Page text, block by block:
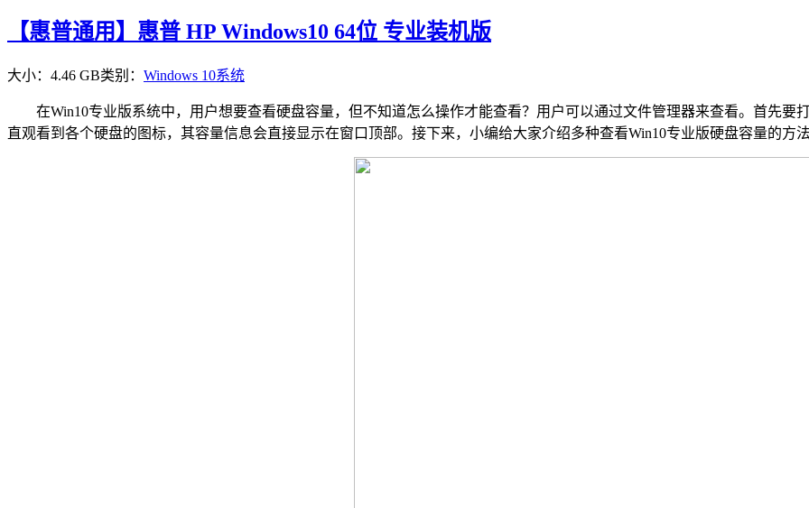
【惠普通用】惠普 HP Windows10 64位 专业装机版
大小：4.46 GB类别： Windows 10系统
在Win10专业版系统中，用户想要查看硬盘容量，但不知道怎么操作才能查看？用户可以通过文件管理器来查看。首先要
直观看到各个硬盘的图标，其容量信息会直接显示在窗口顶部。接下来，小编给大家介绍多种查看Win10专业版硬盘容量的方法